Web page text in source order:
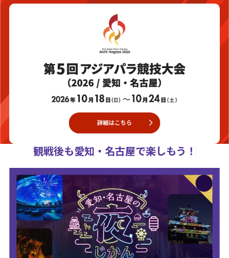
観戦後も愛知・名古屋で楽しもう！